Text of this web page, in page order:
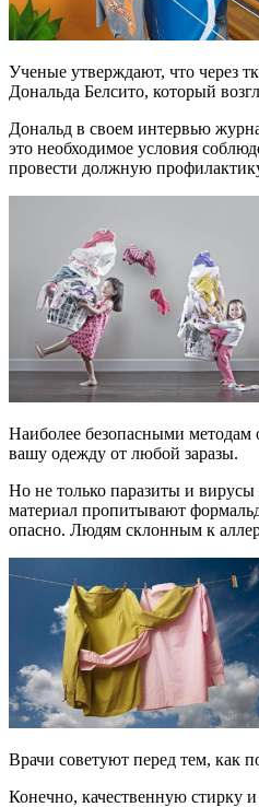
Ученые утверждают, что через
Дональда Белсито, который
Дональд в своем интервью
это необходимое условия
провести должную
Наиболее безопасными методам
вашу одежду от любой заразы.
Но не только паразиты и
материал пропитывают
опасно. Людям склонным к
Врачи советуют перед тем, как
Конечно, качественную стирку